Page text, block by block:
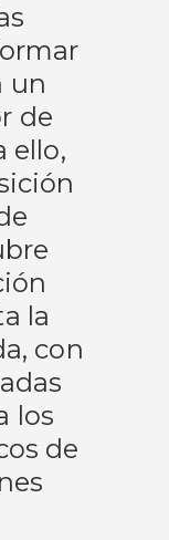
un
de
ello,
la
con
los
de